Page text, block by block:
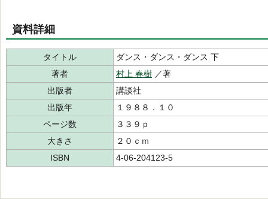
資料詳細
タイトル
ダンス・ダンス・ダンス 下
著者
村上 春樹 ／著
出版者
講談社
出版年
１９８８．１０
ページ数
３３９ｐ
大きさ
２０ｃｍ
ISBN
4-06-204123-5